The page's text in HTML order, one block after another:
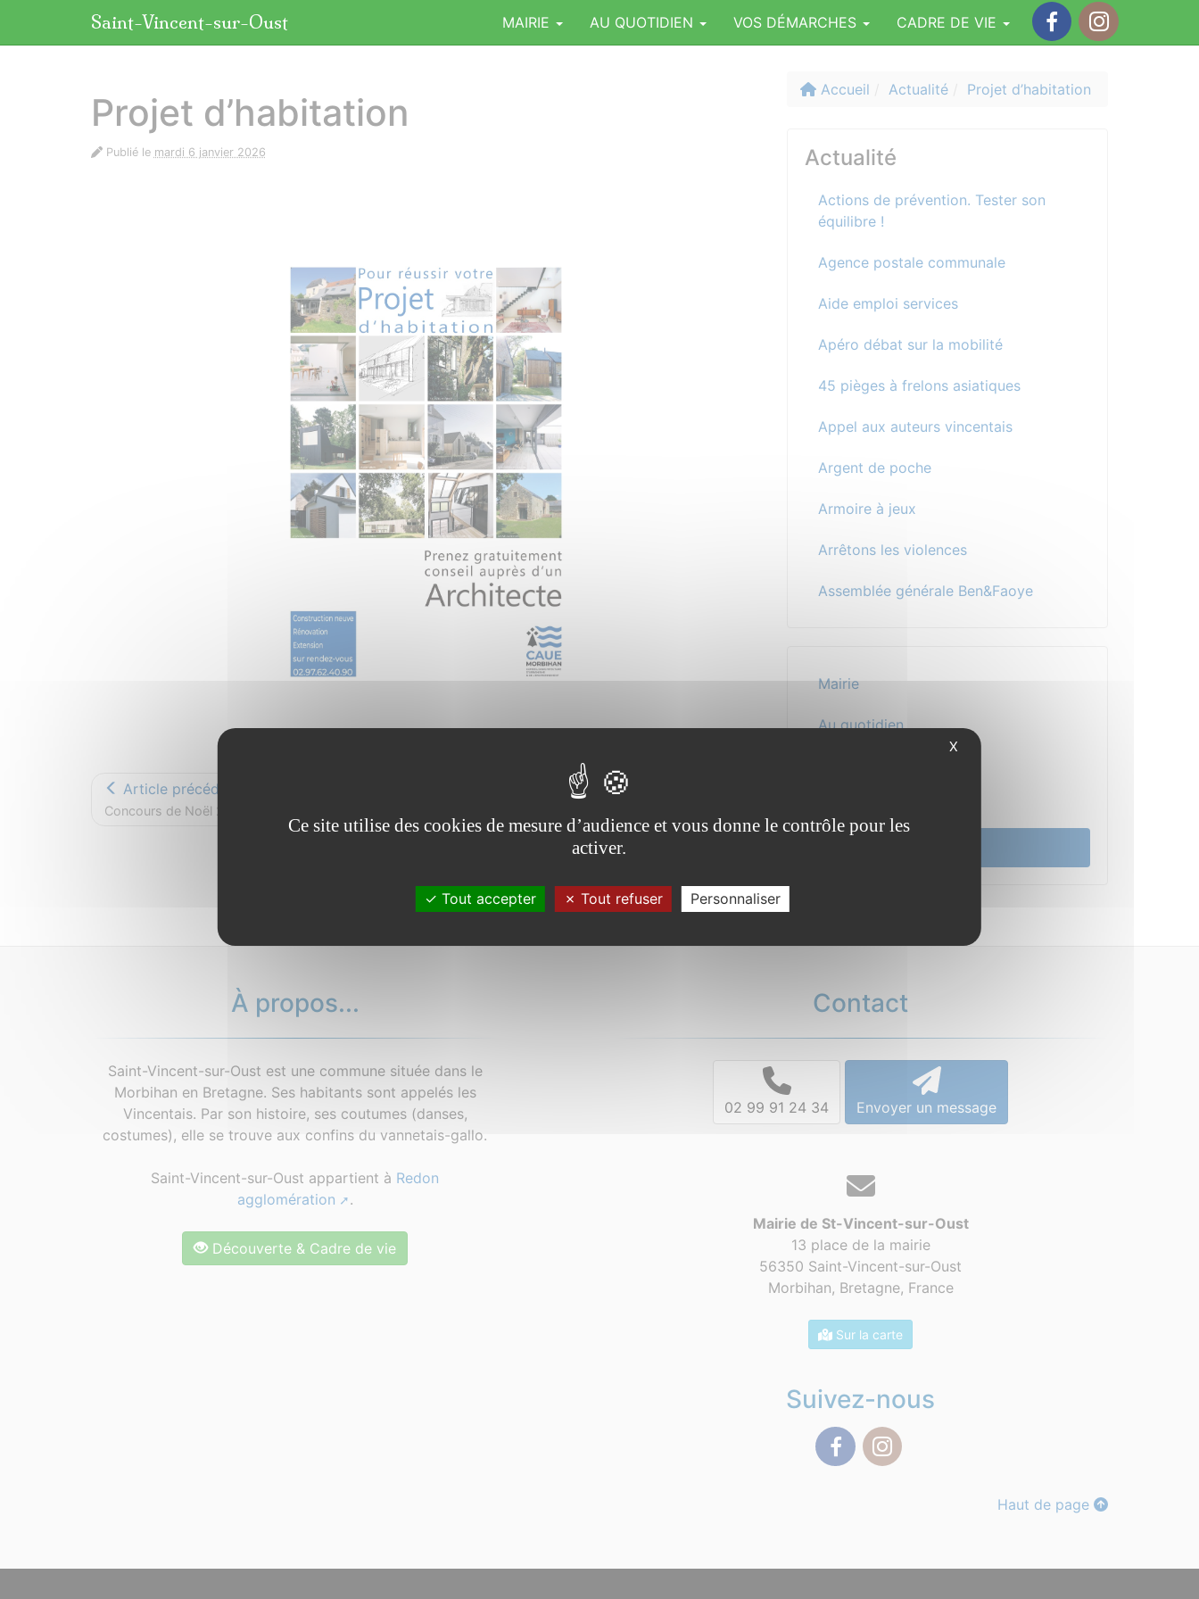
Saint-Vincent-sur-Oust MAIRIE AU QUOTIDIEN VOS DÉMARCHES
CADRE DE VIE
Projet d’habitation
Publié le mardi 6 janvier 2026
Article précédent
Concours de Noël 2025 Palmarès
Accueil Actualité Projet d’habitation
Actualité
Actions de prévention. Tester son
équilibre !
Agence postale communale
Aide emploi services
Apéro débat sur la mobilité
45 pièges à frelons asiatiques
Appel aux auteurs vincentais
Argent de poche
Armoire à jeux
Arrêtons les violences
Assemblée générale Ben&Faoye
Mairie
Au quotidien
À propos...
Saint-Vincent-sur-Oust est une commune située dans le
Morbihan en Bretagne. Ses habitants sont appelés les
Vincentais. Par son histoire, ses coutumes (danses,
costumes), elle se trouve aux confins du vannetais-gallo.
Saint-Vincent-sur-Oust appartient à Redon
agglomération
.
Découverte & Cadre de vie
Contact
02 99 91 24 34 Envoyer un message
Mairie de St-Vincent-sur-Oust
13 place de la mairie
56350 Saint-Vincent-sur-Oust
Morbihan, Bretagne, France
Sur la carte
Suivez-nous
Haut de page
Panneau de gestion des cookies
X
Ce site utilise des cookies de mesure d’audience et vous donne le contrôle pour les
activer.
Tout accepter Tout refuser Personnaliser